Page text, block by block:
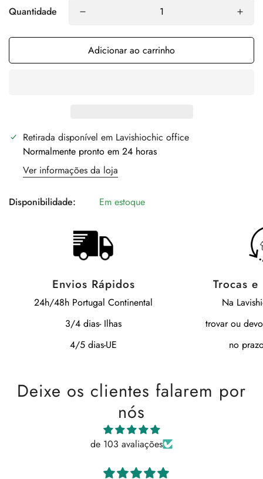
Quantidade
Adicionar ao carrinho
Retirada disponível em Lavishiochic office
Normalmente pronto em 24 horas
Ver informações da loja
Disponibilidade: Em estoque
Envios Rápidos
24h/48h Portugal Continental
3/4 dias- Ilhas
4/5 dias-UE
Trocas
Na
trovar ou
no
Deixe os clientes falarem por
nós
de 103 avaliações